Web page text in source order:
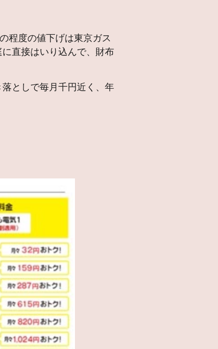
程度の値下げは東京ガス
直接はいり込んで、財布
としで毎月千円近く、年